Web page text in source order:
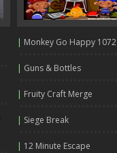
| Monkey Go Happy 1072
| Guns & Bottles
| Fruity Craft Merge
| Siege Break
| 12 Minute Escape